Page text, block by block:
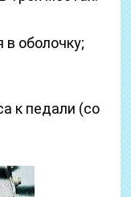
в оболочку;
к педали (со